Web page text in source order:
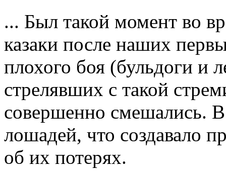
... Был такой момент во
казаки после наших
плохого боя (бульдоги и
стрелявших с такой
совершенно смешались.
лошадей, что создавало
об их потерях.